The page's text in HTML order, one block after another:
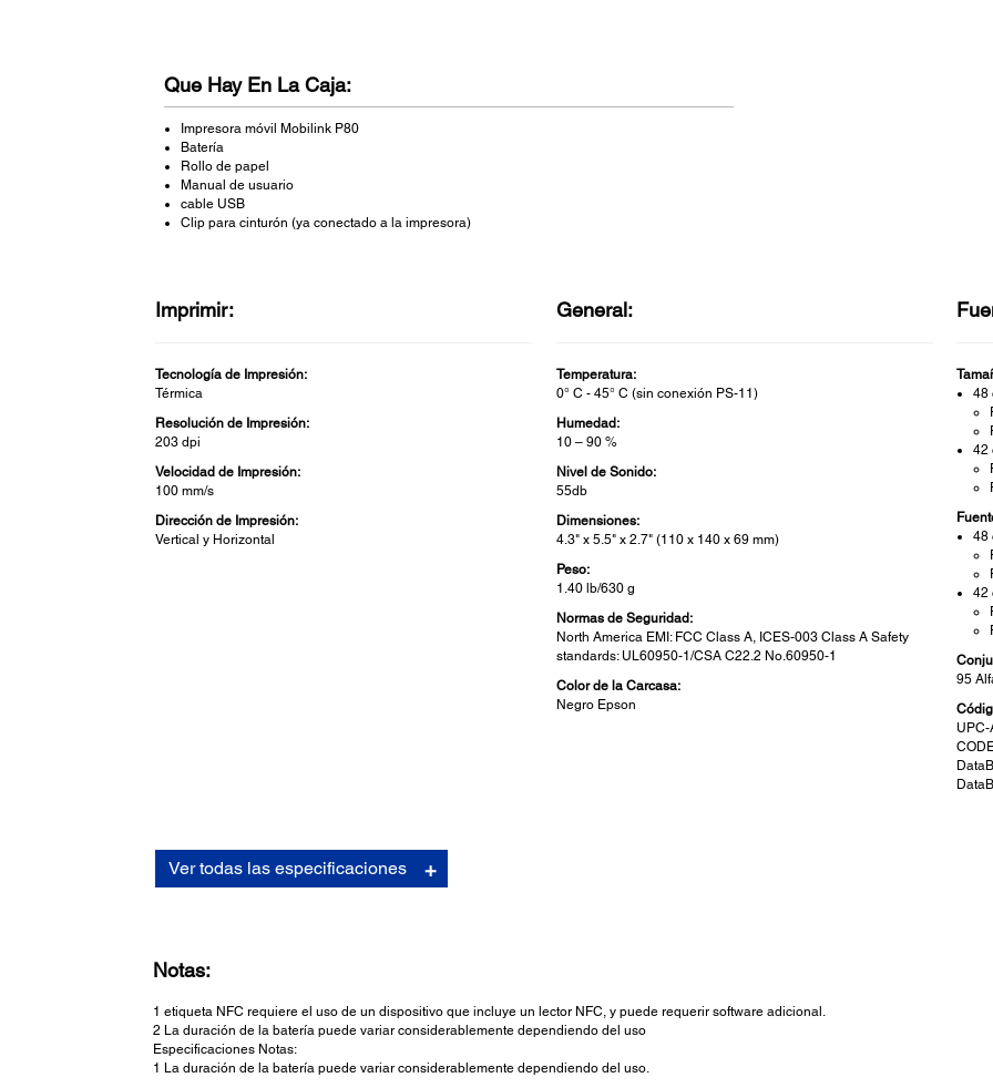
Que Hay En La Caja:
Impresora móvil Mobilink P80
Batería
Rollo de papel
Manual de usuario
cable USB
Clip para cinturón (ya conectado a la impresora)
Imprimir:
Tecnología de Impresión:
Térmica
Resolución de Impresión:
203 dpi
Velocidad de Impresión:
100 mm/s
Dirección de Impresión:
Vertical y Horizontal
General:
Temperatura:
0° C - 45° C (sin conexión PS-11)
Humedad:
10 – 90 %
Nivel de Sonido:
55db
Dimensiones:
4.3" x 5.5" x 2.7" (110 x 140 x 69 mm)
Peso:
1.40 lb/630 g
Normas de Seguridad:
North America EMI: FCC Class A, ICES-003 Class A Safety
standards: UL60950-1/CSA C22.2 No.60950-1
Color de la Carcasa:
Negro Epson
48
42
48
42
95
UPC-
Papel térmico en rollo
2.0"/51 mm
Diámetro del núcleo:
0.71"/18 mm
Configuración fácil:
SimpleAP, TM Utility, NFC2, y Código QR
Ver todas las especificaciones
Notas:
1 etiqueta NFC requiere el uso de un dispositivo que incluye un lector NFC, y puede requerir software adicional.
2 La duración de la batería puede variar considerablemente dependiendo del uso
Especificaciones Notas:
1 La duración de la batería puede variar considerablemente dependiendo del uso.